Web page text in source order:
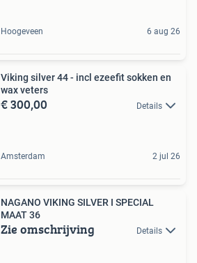
Hoogeveen 6 aug 26
Viking silver 44 - incl ezeefit sokken en
wax veters
€ 300,00 Details
Amsterdam 2 jul 26
NAGANO VIKING SILVER I SPECIAL
MAAT 36
Zie omschrijving Details